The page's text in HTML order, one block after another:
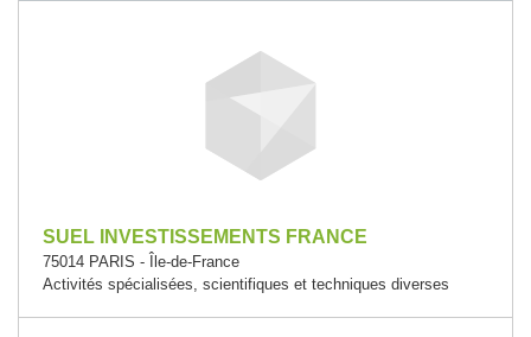
SUEL INVESTISSEMENTS FRANCE
75014 PARIS - Île-de-France
Activités spécialisées, scientifiques et techniques diverses